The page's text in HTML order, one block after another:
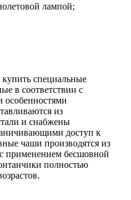
лампой;
специальные
в соответствии с
из
и снабжены
доступ к
чаши производятся из
применением бесшовной
полностью